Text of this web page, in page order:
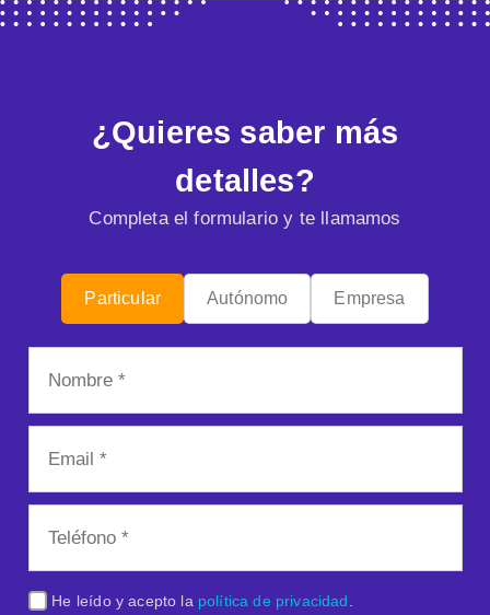
¿Quieres saber más
detalles?
Completa el formulario y te llamamos
Particular Autónomo Empresa
He leído y acepto la política de privacidad